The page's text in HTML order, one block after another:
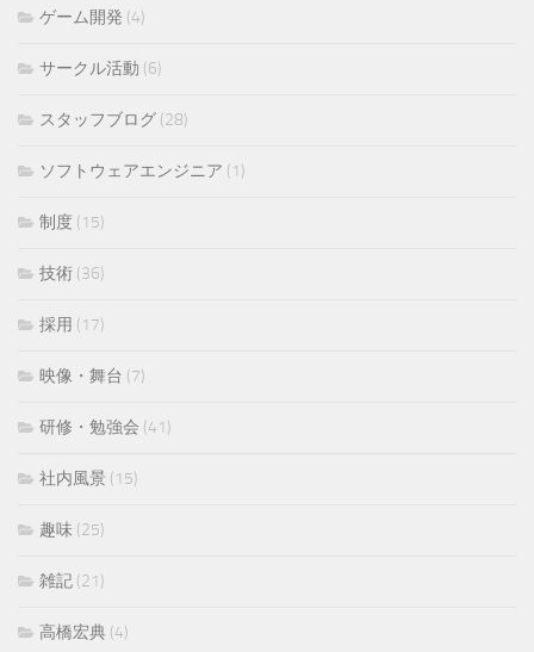
ゲーム開発 (4)
サークル活動 (6)
スタッフブログ (28)
ソフトウェアエンジニア (1)
制度 (15)
技術 (36)
採用 (17)
映像・舞台 (7)
研修・勉強会 (41)
社内風景 (15)
趣味 (25)
雑記 (21)
高橋宏典 (4)